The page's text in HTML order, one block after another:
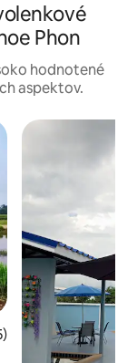
Phon
hodnotené
aspektov.
ohodnotenie 4,6